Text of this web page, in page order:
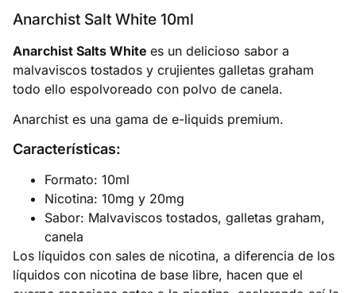
Anarchist Salt White 10ml
Anarchist Salts White es un delicioso sabor a
malvaviscos tostados y crujientes galletas graham
todo ello espolvoreado con polvo de canela.
Anarchist es una gama de e-liquids premium.
Características:
Formato: 10ml
Nicotina: 10mg y 20mg
Sabor: Malvaviscos tostados, galletas graham,
canela
Los líquidos con sales de nicotina, a diferencia de los
líquidos con nicotina de base libre, hacen que el